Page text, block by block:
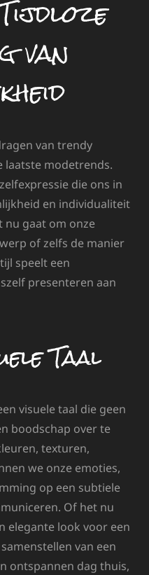
van
van trendy
laatste modetrends.
die ons in
en individualiteit
gaat om onze
of zelfs de manier
speelt een
presenteren aan
Taal
visuele taal die geen
boodschap over te
texturen,
we onze emoties,
op een subtiele
Of het nu
elegante look voor een
van een
ontspannen dag thuis,